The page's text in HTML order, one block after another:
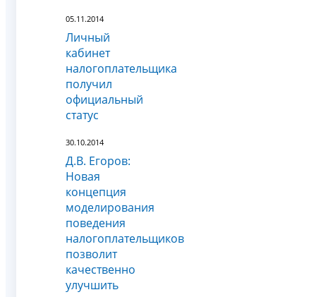
05.11.2014
Личный
кабинет
налогоплательщика
получил
официальный
статус
30.10.2014
Д.В. Егоров:
Новая
концепция
моделирования
поведения
налогоплательщиков
позволит
качественно
улучшить